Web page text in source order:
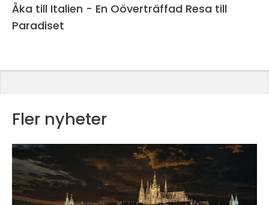
Åka till Italien - En Oöverträffad Resa till
Paradiset
Fler nyheter